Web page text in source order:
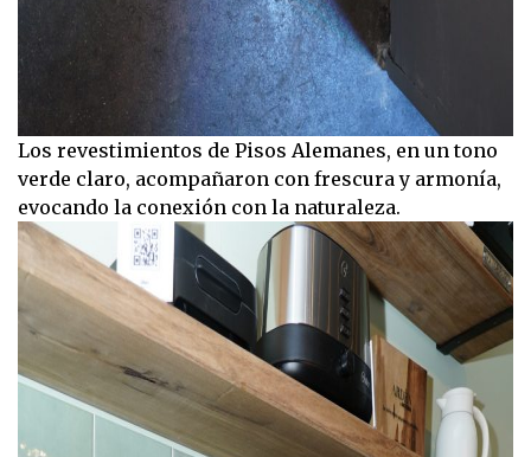
Los revestimientos de Pisos Alemanes, en un tono
verde claro, acompañaron con frescura y armonía,
evocando la conexión con la naturaleza.